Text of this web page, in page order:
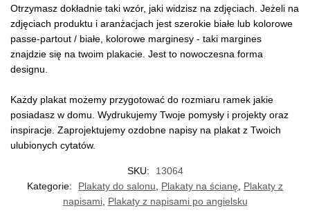
Otrzymasz dokładnie taki wzór, jaki widzisz na zdjęciach. Jeżeli na
zdjęciach produktu i aranżacjach jest szerokie białe lub kolorowe
passe-partout / białe, kolorowe marginesy - taki margines
znajdzie się na twoim plakacie. Jest to nowoczesna forma
designu.
Każdy plakat możemy przygotować do rozmiaru ramek jakie
posiadasz w domu. Wydrukujemy Twoje pomysły i projekty oraz
inspiracje. Zaprojektujemy ozdobne napisy na plakat z Twoich
ulubionych cytatów.
SKU:
13064
Kategorie:
Plakaty do salonu, Plakaty na ścianę, Plakaty z
napisami, Plakaty z napisami po angielsku